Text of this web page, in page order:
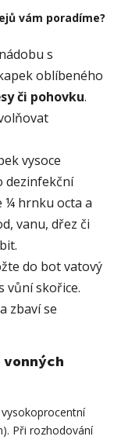
vám poradíme?
s
oblíbeného
či pohovku.
vysoce
dezinfekční
¼ hrnku octa a
vanu, dřez či
do bot vatový
vůní skořice.
zbaví se
Při rozhodování